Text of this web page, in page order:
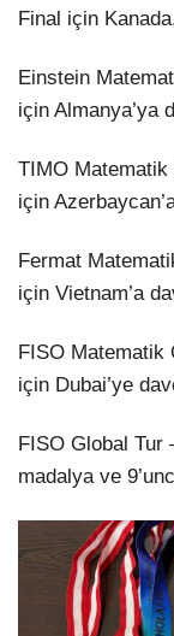
Final için
Einstein
için Almanya’ya
TIMO Matematik
için
Fermat
için Vietnam’a
FISO Matematik
için Dubai’ye
FISO Global Tur
madalya ve